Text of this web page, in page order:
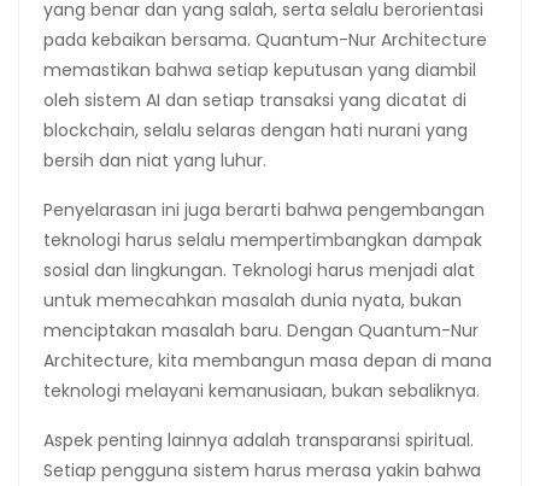
yang benar dan yang salah, serta selalu berorientasi
pada kebaikan bersama. Quantum-Nur Architecture
memastikan bahwa setiap keputusan yang diambil
oleh sistem AI dan setiap transaksi yang dicatat di
blockchain, selalu selaras dengan hati nurani yang
bersih dan niat yang luhur.
Penyelarasan ini juga berarti bahwa pengembangan
teknologi harus selalu mempertimbangkan dampak
sosial dan lingkungan. Teknologi harus menjadi alat
untuk memecahkan masalah dunia nyata, bukan
menciptakan masalah baru. Dengan Quantum-Nur
Architecture, kita membangun masa depan di mana
teknologi melayani kemanusiaan, bukan sebaliknya.
Aspek penting lainnya adalah transparansi spiritual.
Setiap pengguna sistem harus merasa yakin bahwa